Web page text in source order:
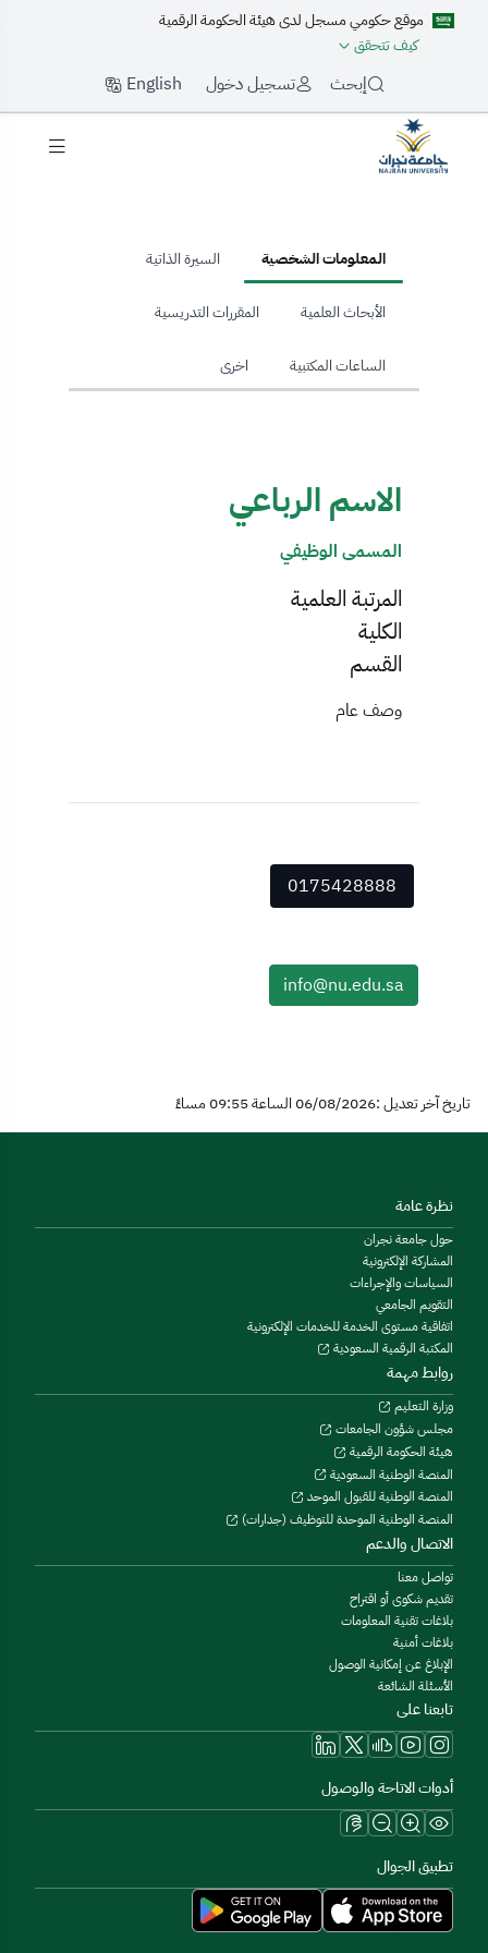
موقع حكومي مسجل لدى هيئة الحكومة الرقمية
كيف تتحقق
إبحث تسجيل دخول English
المعلومات الشخصية السيرة الذاتية
الأبحاث العلمية المقررات التدريسية
الساعات المكتبية اخرى
الاسم الرباعي
المسمى الوظيفي
المرتبة العلمية
الكلية
القسم
وصف عام
0175428888
info@nu.edu.sa
تاريخ آخر تعديل :06/08/2026 الساعة 09:55 مساءً
نظرة عامة
حول جامعة نجران
المشاركة الإلكترونية
السياسات والإجراءات
التقويم الجامعي
اتفاقية مستوى الخدمة للخدمات الإلكترونية
المكتبة الرقمية السعودية
روابط مهمة
وزارة التعليم
مجلس شؤون الجامعات
هيئة الحكومة الرقمية
المنصة الوطنية السعودية
المنصة الوطنية للقبول الموحد
المنصة الوطنية الموحدة للتوظيف (جدارات)
الاتصال والدعم
تواصل معنا
تقديم شكوى أو اقتراح
بلاغات تقنية المعلومات
بلاغات أمنية
الإبلاغ عن إمكانية الوصول
الأسئلة الشائعة
تابعنا على
أدوات الاتاحة والوصول
تطبيق الجوال